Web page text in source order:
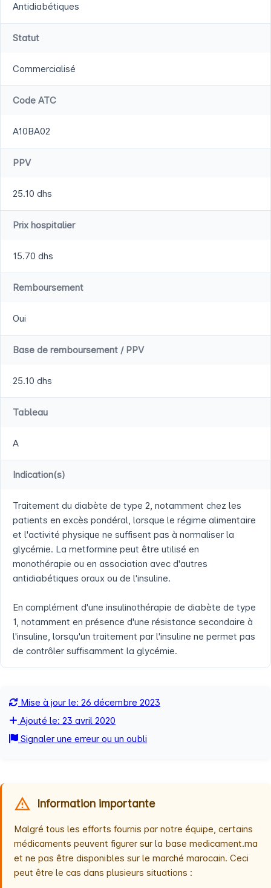
Antidiabétiques
Statut
Commercialisé
Code ATC
A10BA02
PPV
25.10 dhs
Prix hospitalier
15.70 dhs
Remboursement
Oui
Base de remboursement / PPV
25.10 dhs
Tableau
A
Indication(s)
Traitement du diabète de type 2, notamment chez les
patients en excès pondéral, lorsque le régime alimentaire
et l'activité physique ne suffisent pas à normaliser la
glycémie. La metformine peut être utilisé en
monothérapie ou en association avec d'autres
antidiabétiques oraux ou de l'insuline.
En complément d'une insulinothérapie de diabète de type
1, notamment en présence d'une résistance secondaire à
l'insuline, lorsqu'un traitement par l'insuline ne permet pas
de contrôler suffisamment la glycémie.
Mise à jour le: 26 décembre 2023
Ajouté le: 23 avril 2020
Signaler une erreur ou un oubli
Information importante
Malgré tous les efforts fournis par notre équipe, certains
médicaments peuvent figurer sur la base medicament.ma
et ne pas être disponibles sur le marché marocain. Ceci
peut être le cas dans plusieurs situations :